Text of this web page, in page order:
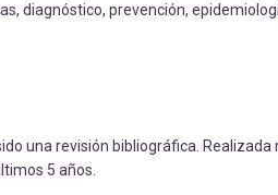
diagnóstico, prevención,
una revisión bibliográfica.
5 años.